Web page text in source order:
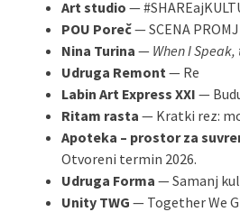
Art studio —
POU Poreč— SCENA
Nina Turina — When I
Udruga Remont — Re
Labin Art Express XXI —
Ritam rasta — Kratki rez:
Apoteka – prostor za
Otvoreni termin 2026.
Udruga Forma — Samanj
Unity TWG — Together We